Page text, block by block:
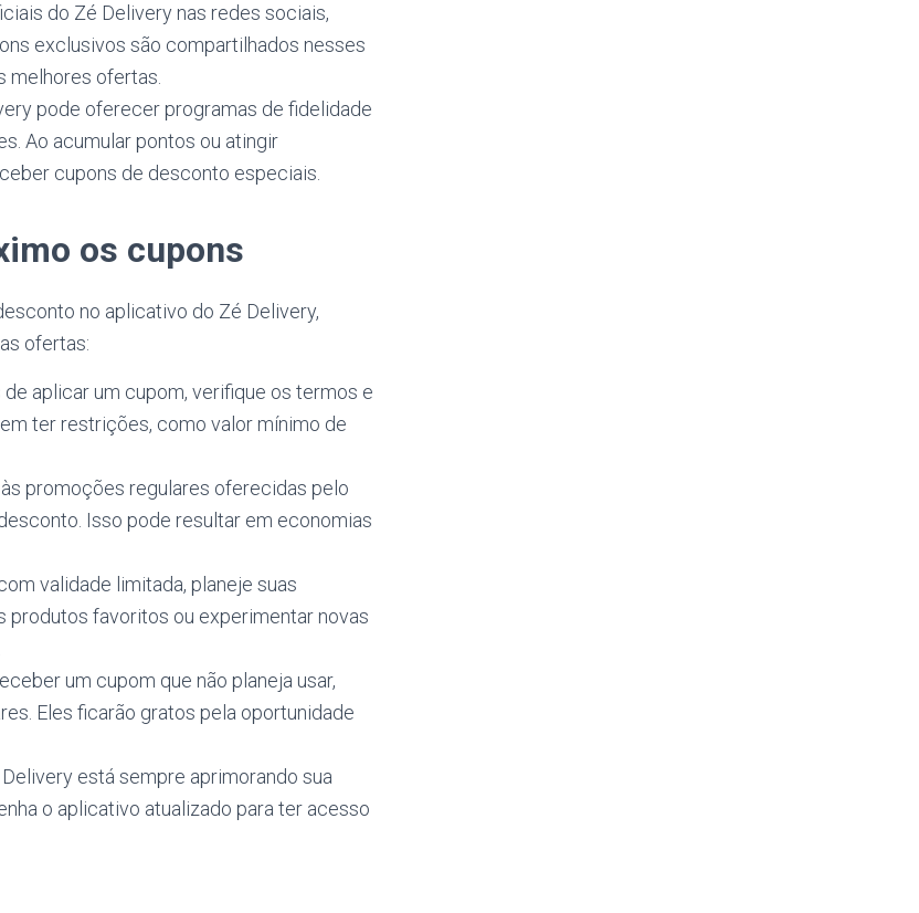
do Zé Delivery nas redes sociais,
exclusivos são compartilhados nesses
melhores ofertas.
pode oferecer programas de fidelidade
Ao acumular pontos ou atingir
cupons de desconto especiais.
os cupons
no aplicativo do Zé Delivery,
ofertas:
aplicar um cupom, verifique os termos e
ter restrições, como valor mínimo de
promoções regulares oferecidas pelo
Isso pode resultar em economias
validade limitada, planeje suas
produtos favoritos ou experimentar novas
um cupom que não planeja usar,
Eles ficarão gratos pela oportunidade
está sempre aprimorando sua
o aplicativo atualizado para ter acesso